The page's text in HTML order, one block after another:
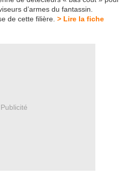
d’armes du fantassin.
de cette filière. > Lire la fiche
Publicité